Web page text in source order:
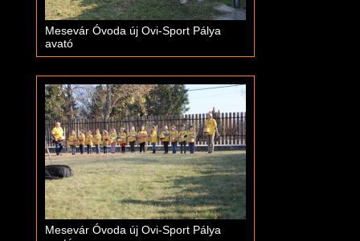
Mesevár Óvoda új Ovi-Sport Pálya
avató
Mesevár Óvoda új Ovi-Sport Pálya